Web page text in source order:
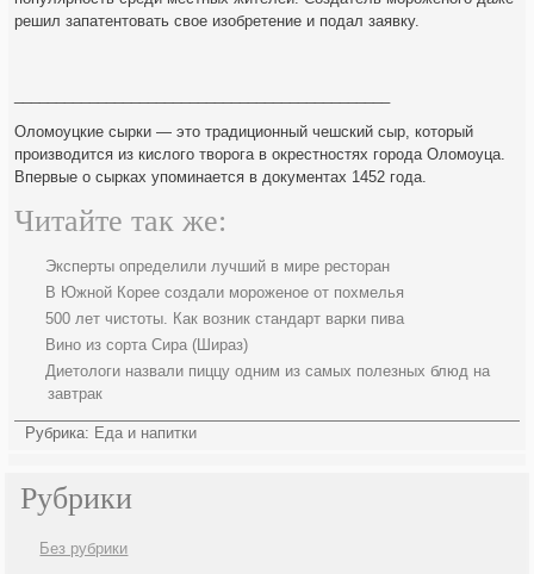
решил запатентовать свое изобретение и подал заявку.
Оломоуцкие сырки — это традиционный чешский сыр, который
производится из кислого творога в окрестностях города Оломоуца.
Впервые о сырках упоминается в документах 1452 года.
Читайте так же:
Эксперты определили лучший в мире ресторан
В Южной Корее создали мороженое от похмелья
500 лет чистоты. Как возник стандарт варки пива
Вино из сорта Сира (Шираз)
Диетологи назвали пиццу одним из самых полезных блюд на
завтрак
Рубрика: Еда и напитки
Рубрики
Без рубрики